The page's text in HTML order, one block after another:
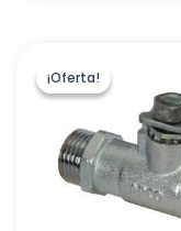
¡Oferta!
¡Oferta!